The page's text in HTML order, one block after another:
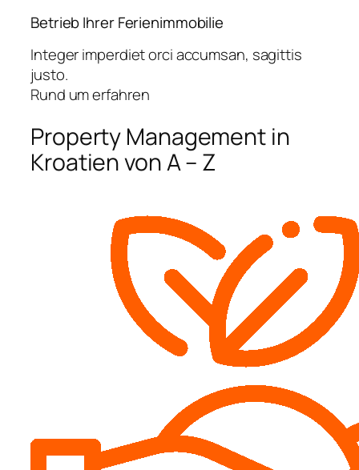
Betrieb Ihrer Ferienimmobilie
Integer imperdiet orci accumsan, sagittis
justo.
Rund um erfahren
Property Management in
Kroatien von A – Z